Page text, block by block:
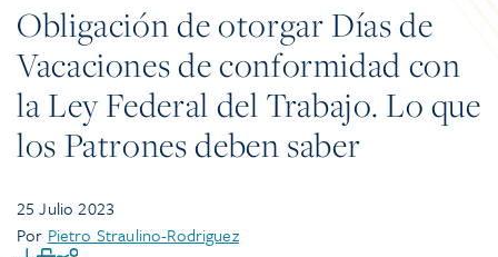
Obligación de otorgar Días de
Vacaciones de conformidad con
la Ley Federal del Trabajo. Lo que
los Patrones deben saber
25 Julio 2023
Por Pietro Straulino-Rodriguez